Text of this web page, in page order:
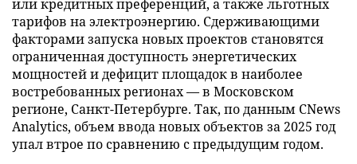
или кредитных преференций, а также льготных
тарифов на электроэнергию. Сдерживающими
факторами запуска новых проектов становятся
ограниченная доступность энергетических
мощностей и дефицит площадок в наиболее
востребованных регионах — в Московском
регионе, Санкт-Петербурге. Так, по данным CNews
Analytics, объем ввода новых объектов за 2025 год
упал втрое по сравнению с предыдущим годом.